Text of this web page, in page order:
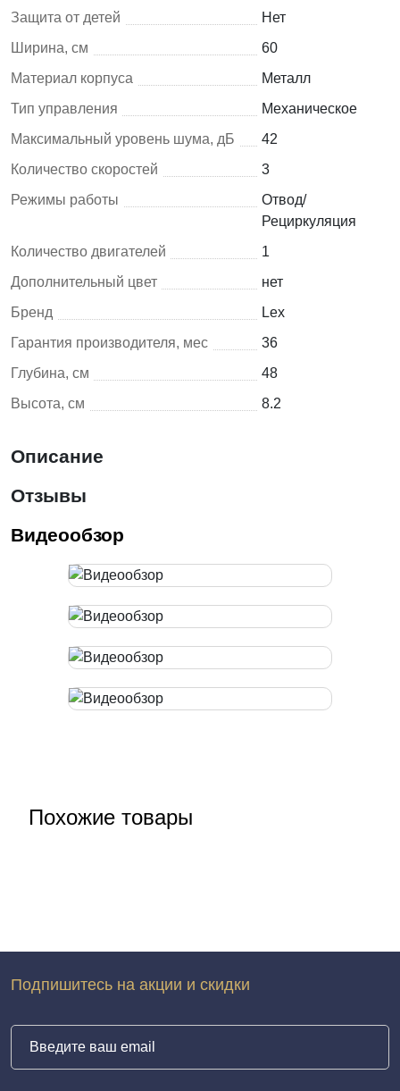
Защита от детей
Нет
Ширина, см
60
Материал корпуса
Металл
Тип управления
Механическое
Максимальный уровень шума, дБ
42
Количество скоростей
3
Режимы работы
Отвод/
Рециркуляция
Количество двигателей
1
Дополнительный цвет
нет
Бренд
Lex
Гарантия производителя, мес
36
Глубина, см
48
Высота, см
8.2
Описание
Отзывы
Видеообзор
Похожие товары
Подпишитесь на акции и скидки